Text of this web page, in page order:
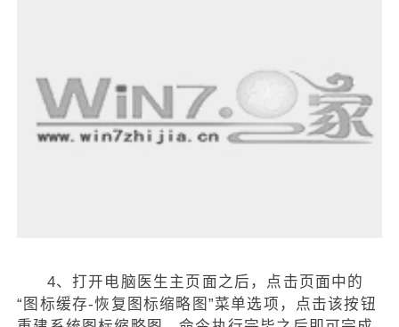
4、打开电脑医生主页面之后，点击页面中的
“图标缓存-恢复图标缩略图”菜单选项，点击该按钮